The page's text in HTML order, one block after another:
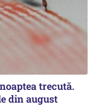
trecută.
din august